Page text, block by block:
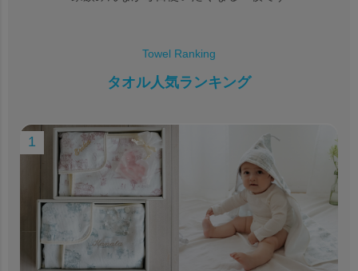
Towel Ranking
タオル人気ランキング
1